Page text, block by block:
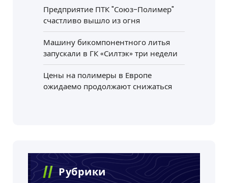
Предприятие ПТК "Союз-Полимер"
счастливо вышло из огня
Машину бикомпонентного литья
запускали в ГК «Силтэк» три недели
Цены на полимеры в Европе
ожидаемо продолжают снижаться
Рубрики